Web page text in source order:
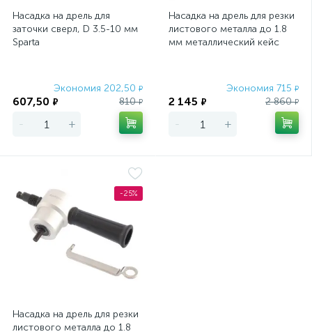
Насадка на дрель для
заточки сверл, D 3.5-10 мм
Sparta
Экономия 202,50 ₽
607,50 ₽ 810₽
- +
Насадка на дрель для резки
листового металла до 1.8
мм металлический кейс
Экономия 715 ₽
2 145 ₽ 2 860₽
- +
-25%
Насадка на дрель для резки
листового металла до 1.8